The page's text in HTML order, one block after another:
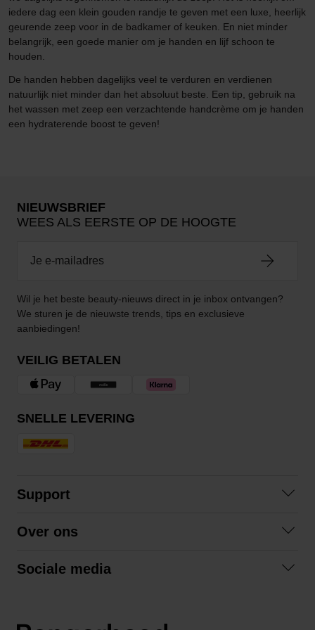
iedere dag een klein gouden randje te geven met een luxe, heerlijk
geurende zeep voor in de badkamer of keuken. En niet minder
belangrijk, een goede manier om je handen en lijf schoon te
houden.
De handen hebben dagelijks veel te verduren en verdienen
natuurlijk niet minder dan het absoluut beste. Een tip, gebruik na
het wassen met zeep een verzachtende handcrème om je handen
een hydraterende boost te geven!
NIEUWSBRIEF
WEES ALS EERSTE OP DE HOOGTE
Wil je het beste beauty-nieuws direct in je inbox ontvangen?
We sturen je de nieuwste trends, tips en exclusieve
aanbiedingen!
VEILIG BETALEN
SNELLE LEVERING
Support
Algemene voorwaarden
Over ons
Sociale media